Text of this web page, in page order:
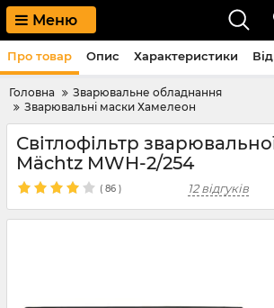
Меню
Головна
Зварювальне обладнання
Зварювальні маски Хамелеон
Світлофільтр
Mächtz MWH-2/254
( 86 ) 12 відгуків
Про товар Опис Характеристики